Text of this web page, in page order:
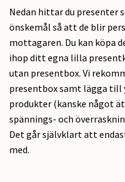
Nedan hittar du presenter
önskemål så att de blir
mottagaren. Du kan köpa
ihop ditt egna lilla
utan presentbox. Vi
presentbox samt lägga
produkter (kanske något
spännings- och
Det går självklart att
med.